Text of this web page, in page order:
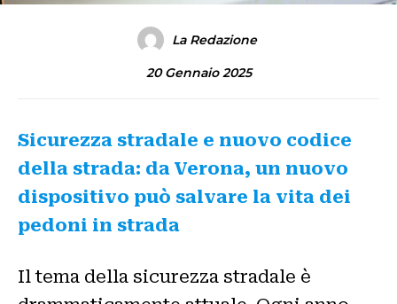
La Redazione
20 Gennaio 2025
Sicurezza stradale e nuovo codice
della strada: da Verona, un nuovo
dispositivo può salvare la vita dei
pedoni in strada
Il tema della sicurezza stradale è